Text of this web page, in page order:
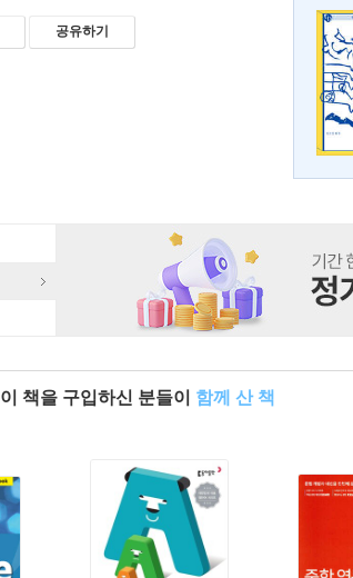
공유하기
이 책을 구입하신 분들이 함께 산 책